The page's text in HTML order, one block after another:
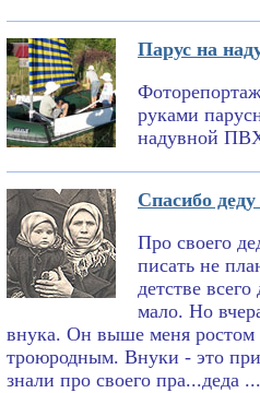
Парус на
руками
надувной
Спасибо
Про своего
писать не
детстве
мало. Но
внука. Он выше меня ростом
троюродным. Внуки - это
знали про своего пра...деда ...